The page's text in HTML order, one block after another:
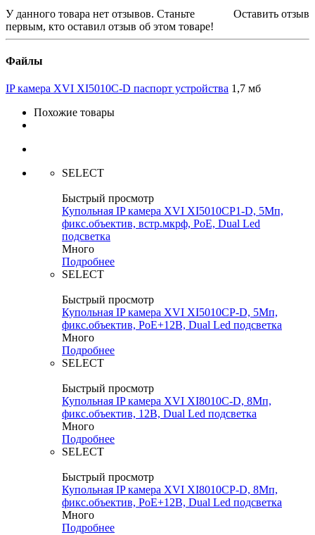
Оставить отзыв
У данного товара нет отзывов. Станьте
первым, кто оставил отзыв об этом товаре!
Файлы
IP камера XVI XI5010C-D паспорт устройства 1,7 мб
Похожие товары
SELECT
Быстрый просмотр
Купольная IP камера XVI XI5010CP1-D, 5Мп,
фикс.объектив, встр.мкрф, PoE, Dual Led
подсветка
Много
Подробнее
SELECT
Быстрый просмотр
Купольная IP камера XVI XI5010CP-D, 5Мп,
фикс.объектив, PoE+12В, Dual Led подсветка
Много
Подробнее
SELECT
Быстрый просмотр
Купольная IP камера XVI XI8010C-D, 8Мп,
фикс.объектив, 12В, Dual Led подсветка
Много
Подробнее
SELECT
Быстрый просмотр
Купольная IP камера XVI XI8010CP-D, 8Мп,
фикс.объектив, PoE+12В, Dual Led подсветка
Много
Подробнее